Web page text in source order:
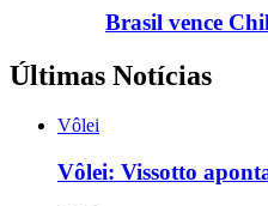
Brasil vence
Últimas Notícias
Vôlei
Vôlei: Vissotto